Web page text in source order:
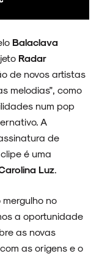
Balaclava
Radar
de novos artistas
melodias", como
num pop
A
de
é uma
Luz.
no
a oportunidade
as novas
as origens e o